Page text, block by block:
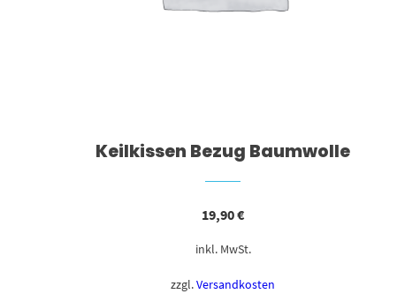
Keilkissen Bezug Baumwolle
19,90€
inkl. MwSt.
zzgl.Versandkosten